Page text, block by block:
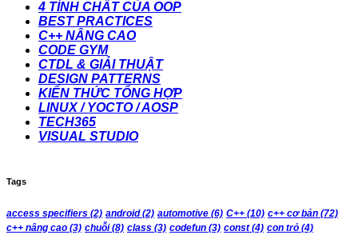
4 TÍNH CHẤT CỦA OOP
BEST PRACTICES
C++ NÂNG CAO
CODE GYM
CTDL & GIẢI THUẬT
DESIGN PATTERNS
KIẾN THỨC TỔNG HỢP
LINUX / YOCTO / AOSP
TECH365
VISUAL STUDIO
Tags
access specifiers (2) android(2) automotive (6) C++ (10) c++ cơ bản (72)
c++ nâng cao (3) chuỗi(8) class (3) codefun (3) const(4) con trỏ (4)